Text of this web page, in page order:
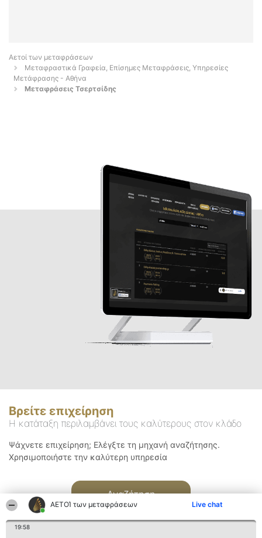
ΑΕΤΟΊ των μεταφράσεων Live chat
19:58
Αετοί των μεταφράσεων
Μεταφραστικά Γραφεία, Επίσημες Μεταφράσεις, Υπηρεσίες
Μετάφρασης - Αθήνα
Μεταφράσεις Τσερτσίδης
Βρείτε επιχείρηση
Η κατάταξη περιλαμβάνει τους καλύτερους στον κλάδο
Ψάχνετε επιχείρηση; Ελέγξτε τη μηχανή αναζήτησης.
Χρησιμοποιήστε την καλύτερη υπηρεσία
Αναζήτηση